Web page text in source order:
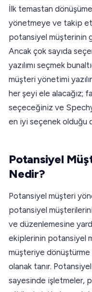
İlk temastan
yönetmeye ve takip
potansiyel müşterinin
Ancak çok sayıda
yazılımı seçmek
müşteri yönetimi
her şeyi ele alacağız;
seçeceğiniz ve
en iyi seçenek olduğu
Potansiyel
Nedir?
Potansiyel müşteri
potansiyel
ve düzenlemesine
ekiplerinin potansiyel
müşteriye
olanak tanır.
sayesinde işletmeler,